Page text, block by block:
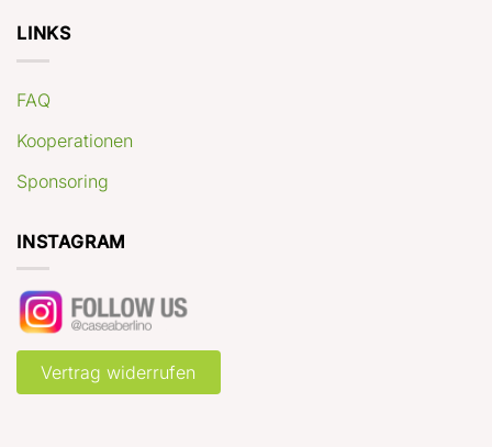
LINKS
FAQ
Kooperationen
Sponsoring
INSTAGRAM
Vertrag widerrufen